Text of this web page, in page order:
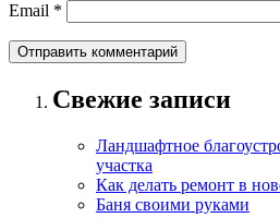
Email *
Свежие записи
Ландшафтное
участка
Как делать ремонт в
Баня своими руками